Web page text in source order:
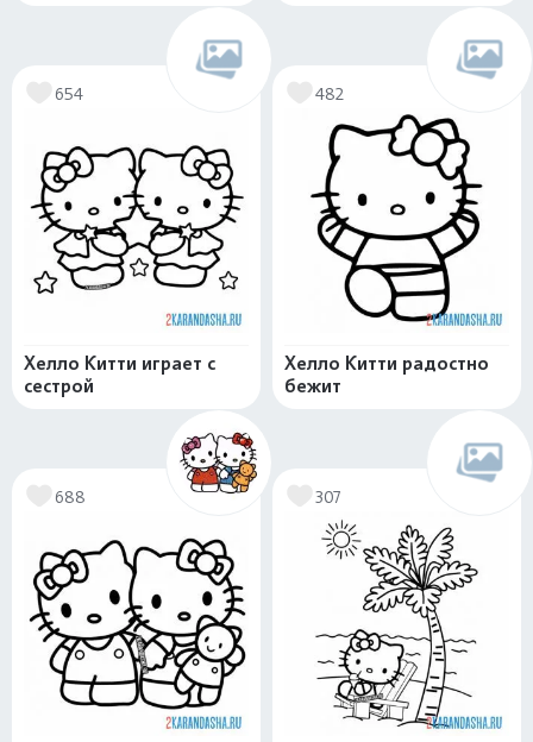
654
Хелло Китти играет с
сестрой
482
Хелло Китти радостно
бежит
688 307